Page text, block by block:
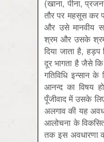
(खाना, पीना,
तौर पर महसूस कर
और उसे मानवीय
श्रम और उसके श्रम
दिया जाता है,
दूर भागता है जैसे
गतिविधि इन्सान
आनन्द का विषय
पूँजीवाद में उसके
अलगाव की यह
आलोचना के
तक इस अवधारणा